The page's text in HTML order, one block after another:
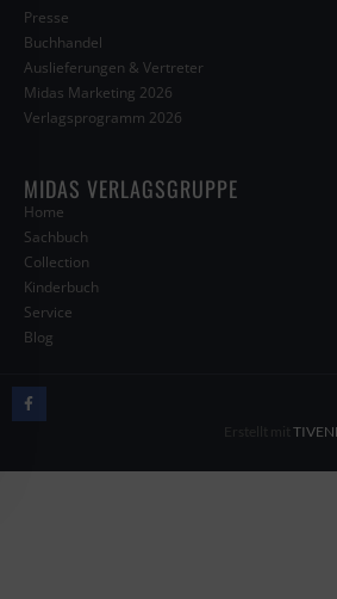
Presse
Buchhandel
Auslieferungen & Vertreter
Midas Marketing 2026
Verlagsprogramm 2026
MIDAS VERLAGSGRUPPE
Home
Sachbuch
Collection
Kinderbuch
Service
Blog